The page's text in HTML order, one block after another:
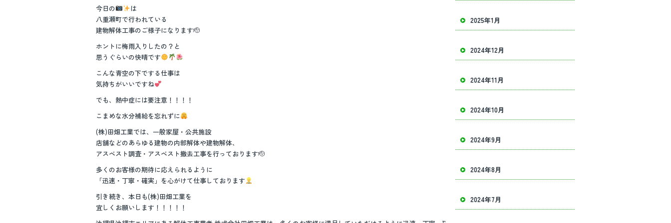
今日の
は
八重瀬町で行われている
建物解体工事のご様子になります🫡
ホントに梅雨入りしたの？と
思うぐらいの快晴です
こんな青空の下でする仕事は
気持ちがいいですね
でも、熱中症には要注意！！！！
こまめな水分補給を忘れずに
(株)田畑工業では、一般家屋・公共施設
店舗などのあらゆる建物の内部解体や建物解体、
アスベスト調査・アスベスト撤去工事を行っております🫡
多くのお客様の期待に応えられるように
「迅速・丁寧・確実」を心がけて仕事しております
引き続き、本日も(株)田畑工業を
宜しくお願いします！！！！！
2025年1月
2024年12月
2024年11月
2024年10月
2024年9月
2024年8月
2024年7月